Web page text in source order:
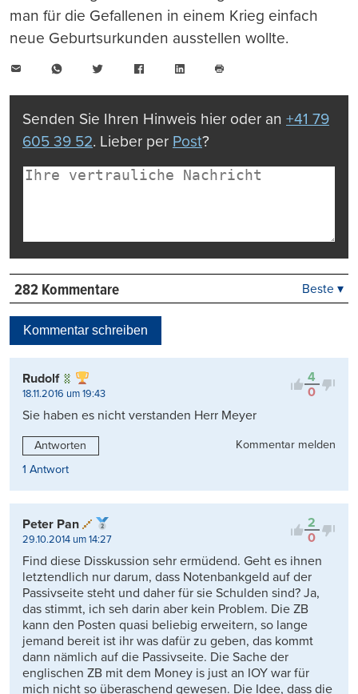
man für die Gefallenen in einem Krieg einfach
neue Geburtsurkunden ausstellen wollte.
WhatsAppTwitter FacebookLinkedIn
drucken
Senden Sie Ihren Hinweis hier oder an +41 79
605 39 52. Lieber per Post?
282 Kommentare
Kontrovers
Beste ▾
Kommentar schreiben
4
0
Rudolf
18.11.2016 um 19:43
Sie haben es nicht verstanden Herr Meyer
Antworten
Kommentar melden
1 Antwort
2
0
Peter Pan
29.10.2014 um 14:27
Find diese Disskussion sehr ermüdend. Geht es ihnen
letztendlich nur darum, dass Notenbankgeld auf der
Passivseite steht und daher für sie Schulden sind? Ja,
das stimmt, ich seh darin aber kein Problem. Die ZB
kann den Posten quasi beliebig erweitern, so lange
jemand bereit ist ihr was dafür zu geben, das kommt
dann nämlich auf die Passivseite. Die Sache der
englischen ZB mit dem Money is just an IOY war für
mich nicht so überaschend gewesen. Die Idee, dass die